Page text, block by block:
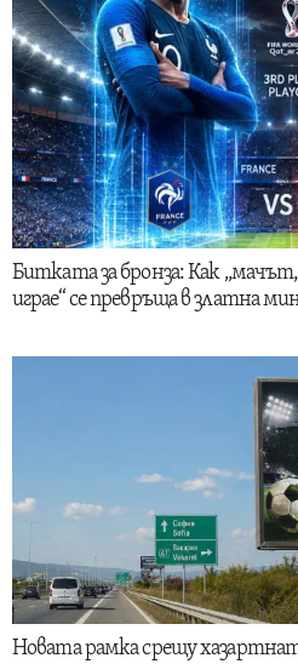
Битката за бронза: Как
играе“ се превръща в златна
Новата рамка срещу